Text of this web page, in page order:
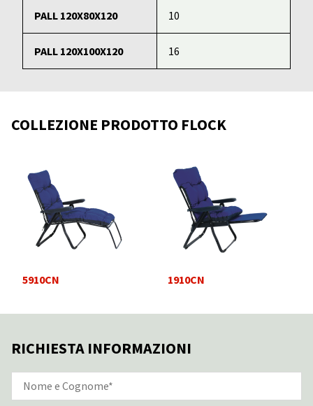
PALL 120X80X120 10
PALL 120X100X120 16
COLLEZIONE PRODOTTO FLOCK
5910CN 1910CN
RICHIESTA INFORMAZIONI